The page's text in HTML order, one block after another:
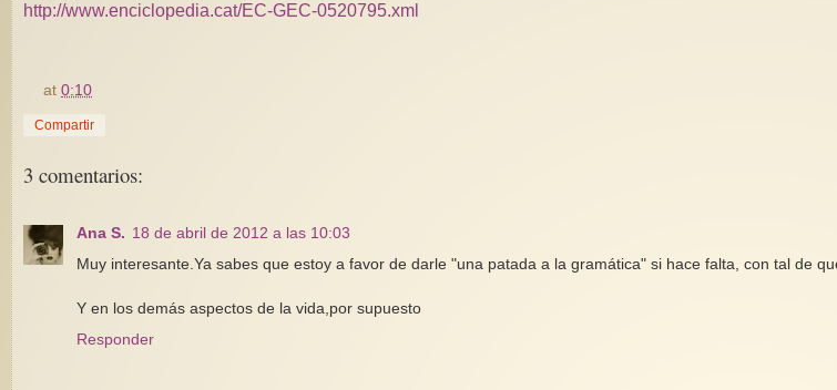
http://www.enciclopedia.cat/EC-GEC-0520795.xml
at0:10
Compartir
3 comentarios:
Ana S. 18 de abril de 2012 a las 10:03
Muy interesante.Ya sabes que estoy a favor de darle "una patada a la gramática" si hace falta, con tal de
Y en los demás aspectos de la vida,por supuesto
Responder